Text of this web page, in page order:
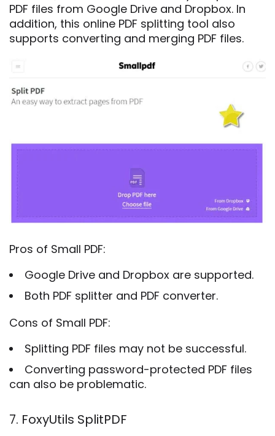
PDF files from Google Drive and Dropbox. In
addition, this online PDF splitting tool also
supports converting and merging PDF files.
Pros of Small PDF:
Google Drive and Dropbox are supported.
Both PDF splitter and PDF converter.
Cons of Small PDF:
Splitting PDF files may not be successful.
Converting password-protected PDF files
can also be problematic.
7. FoxyUtils SplitPDF